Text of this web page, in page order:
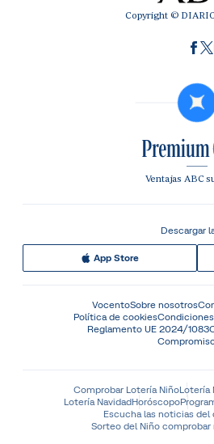
Copyright ©
Ventajas ABC
Descargar
App Store
VocentoSobre nosotros
Política de cookies
Reglamento UE 2024/1083
Comprobar Lotería NiñoLotería
Lotería NavidadHoróscopo
Escucha las noticias del
Sorteo del Niño comprobar